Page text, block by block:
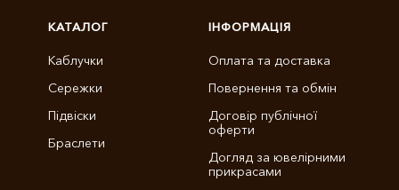
КАТАЛОГ
Каблучки
Сережки
Підвіски
Браслети
ІНФОРМАЦІЯ
Оплата та доставка
Повернення та обмін
Договір публічної
оферти
Догляд за ювелірними
прикрасами